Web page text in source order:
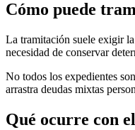
Cómo puede
La tramitación suele exigir
necesidad de conservar
No todos los expedientes
arrastra deudas mixtas
Qué ocurre con